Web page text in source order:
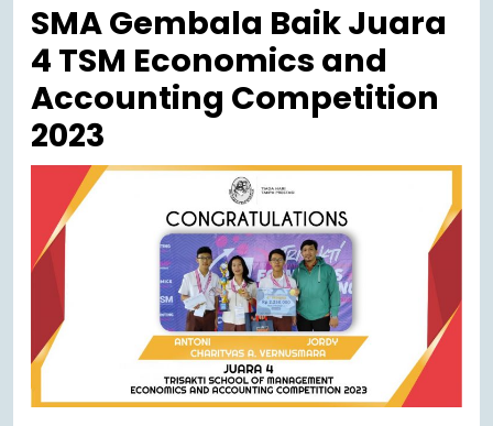
SMA Gembala Baik Juara
4 TSM Economics and
Accounting Competition
2023